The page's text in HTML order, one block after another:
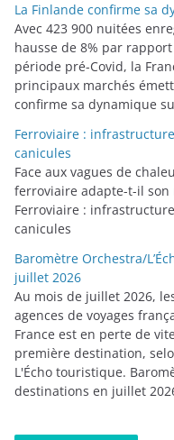
La Finlande confirme sa
Avec 423 900 nuitées
hausse de 8% par
période pré-Covid, la
principaux marchés
confirme sa dynamique
Ferroviaire :
canicules
Face aux vagues de
ferroviaire adapte-t-il
Ferroviaire :
canicules
Baromètre Orchestra/
juillet 2026
Au mois de juillet 2026,
agences de voyages
France est en perte de
première destination,
L'Écho touristique.
destinations en juillet